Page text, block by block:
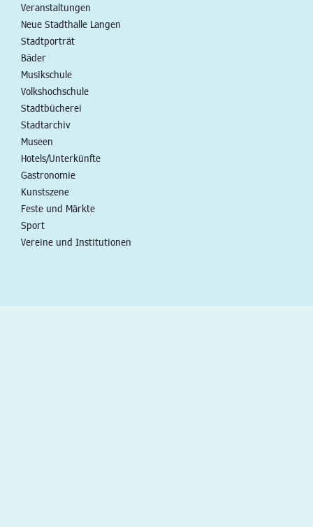
Veranstaltungen
Neue Stadthalle Langen
Stadtporträt
Bäder
Musikschule
Volkshochschule
Stadtbücherei
Stadtarchiv
Museen
Hotels/Unterkünfte
Gastronomie
Kunstszene
Feste und Märkte
Sport
Vereine und Institutionen